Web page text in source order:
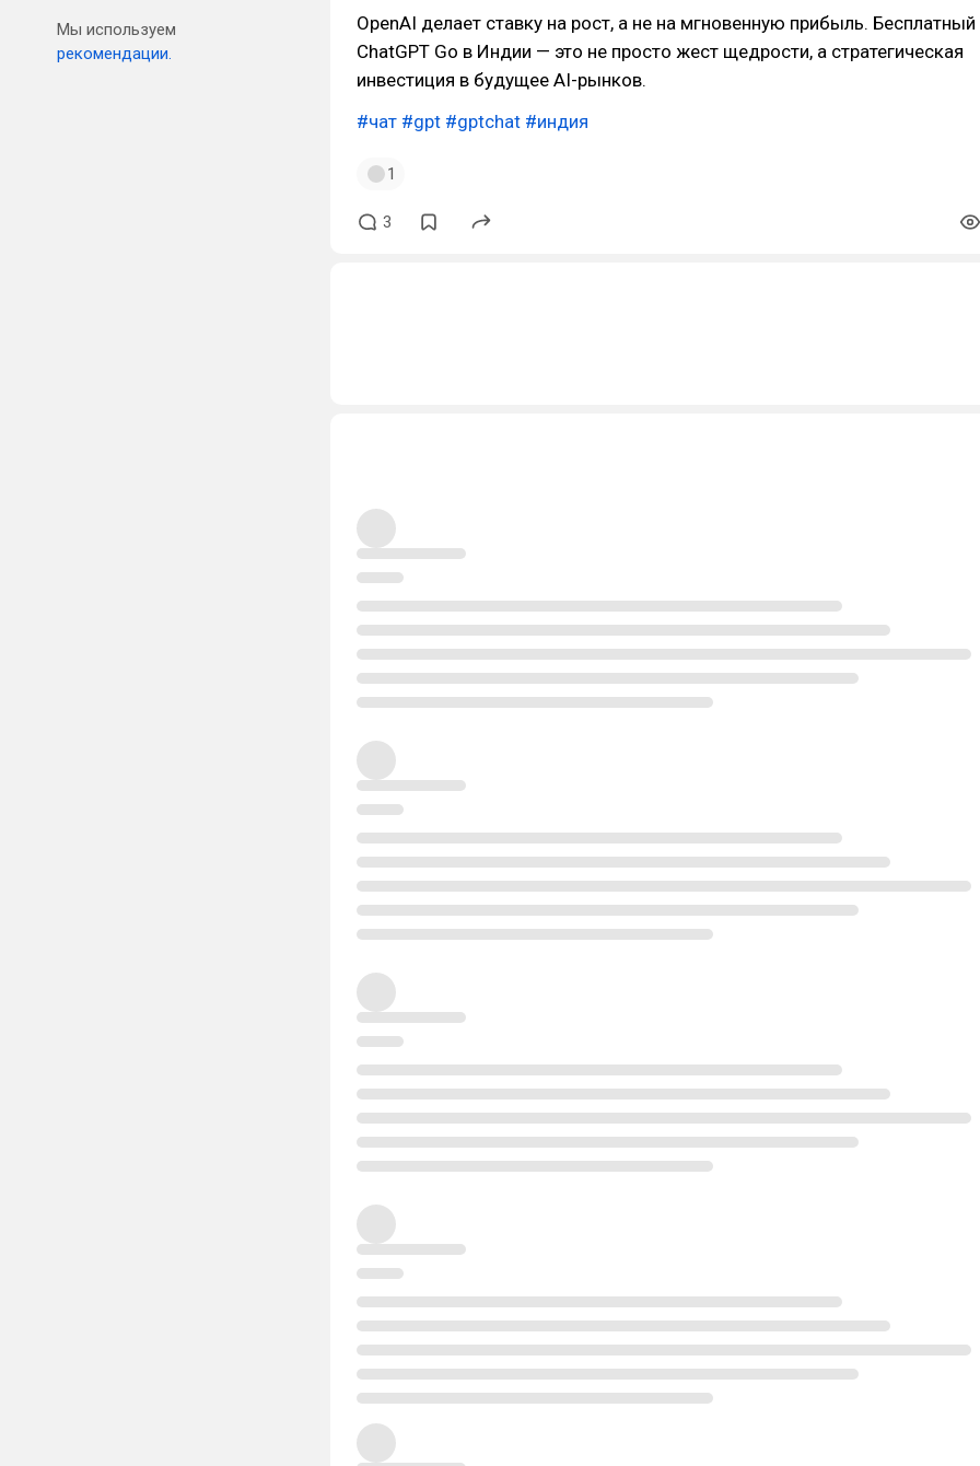
Мы используем
рекомендации.
OpenAI делает ставку на рост, а не на мгновенную прибыль. Бесплатный
ChatGPT Go в Индии — это не просто жест щедрости, а стратегическая
инвестиция в будущее AI-рынков.
#чат #gpt #gptchat #индия
1
3